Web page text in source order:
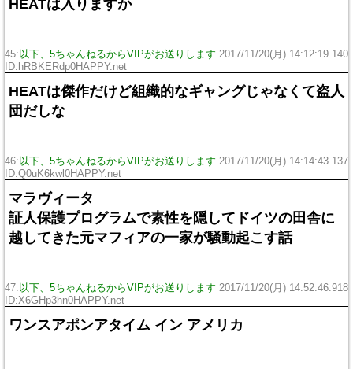
HEATは入りますか
45: 以下、5ちゃんねるからVIPがお送りします 2017/11/20(月) 14:12:19.140
ID:hRBKERdp0HAPPY.net
HEATは傑作だけど組織的なギャングじゃなくて盗人
団だしな
46: 以下、5ちゃんねるからVIPがお送りします 2017/11/20(月) 14:14:43.137
ID:Q0uK6kwl0HAPPY.net
マラヴィータ
証人保護プログラムで素性を隠してドイツの田舎に
越してきた元マフィアの一家が騒動起こす話
47: 以下、5ちゃんねるからVIPがお送りします 2017/11/20(月) 14:52:46.918
ID:X6GHp3hn0HAPPY.net
ワンスアポンアタイム イン アメリカ